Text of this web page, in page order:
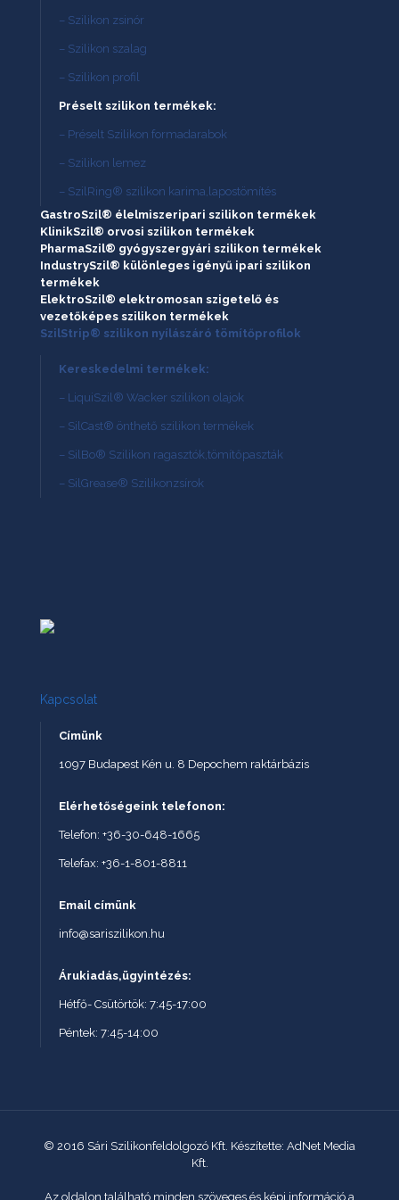
– Szilikon zsinór
– Szilikon szalag
– Szilikon profil
Préselt szilikon termékek:
– Préselt Szilikon formadarabok
– Szilikon lemez
– SzilRing® szilikon karima,lapostömítés
GastroSzil® élelmiszeripari szilikon termékek
KlinikSzil® orvosi szilikon termékek
PharmaSzil® gyógyszergyári szilikon termékek
IndustrySzil® különleges igényű ipari szilikon
termékek
ElektroSzil® elektromosan szigetelő és
vezetőképes szilikon termékek
SzilStrip® szilikon nyílászáró tömítőprofilok
Kereskedelmi termékek:
– LiquiSzil® Wacker szilikon olajok
– SilCast® önthető szilikon termékek
– SilBo® Szilikon ragasztók,tömítőpaszták
– SilGrease® Szilikonzsírok
Kapcsolat
Címünk
1097 Budapest Kén u. 8 Depochem raktárbázis
Elérhetőségeink telefonon:
Telefon: +36-30-648-1665
Telefax: +36-1-801-8811
Email címünk
info@sariszilikon.hu
Árukiadás,ügyintézés:
Hétfő- Csütörtök: 7:45-17:00
Péntek: 7:45-14:00
© 2016 Sári Szilikonfeldolgozó Kft. Készítette: AdNet Media
Kft.
Az oldalon található minden szöveges és képi információ a